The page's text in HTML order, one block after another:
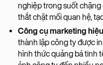
nghiệp trong suốt
thắt chặt mối quan hệ,
Công cụ marketing
thành lập công ty được
hình thức quảng bá tinh